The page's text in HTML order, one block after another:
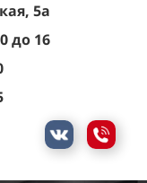
5а
до 16